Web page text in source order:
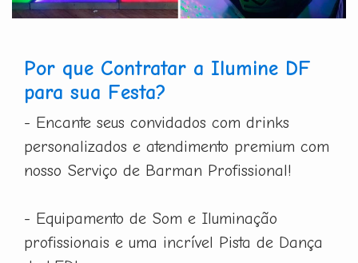
Por que Contratar a Ilumine DF
para sua Festa?
- Encante seus convidados com drinks
personalizados e atendimento premium com
nosso Serviço de Barman Profissional!
- Equipamento de Som e Iluminação
profissionais e uma incrível Pista de Dança